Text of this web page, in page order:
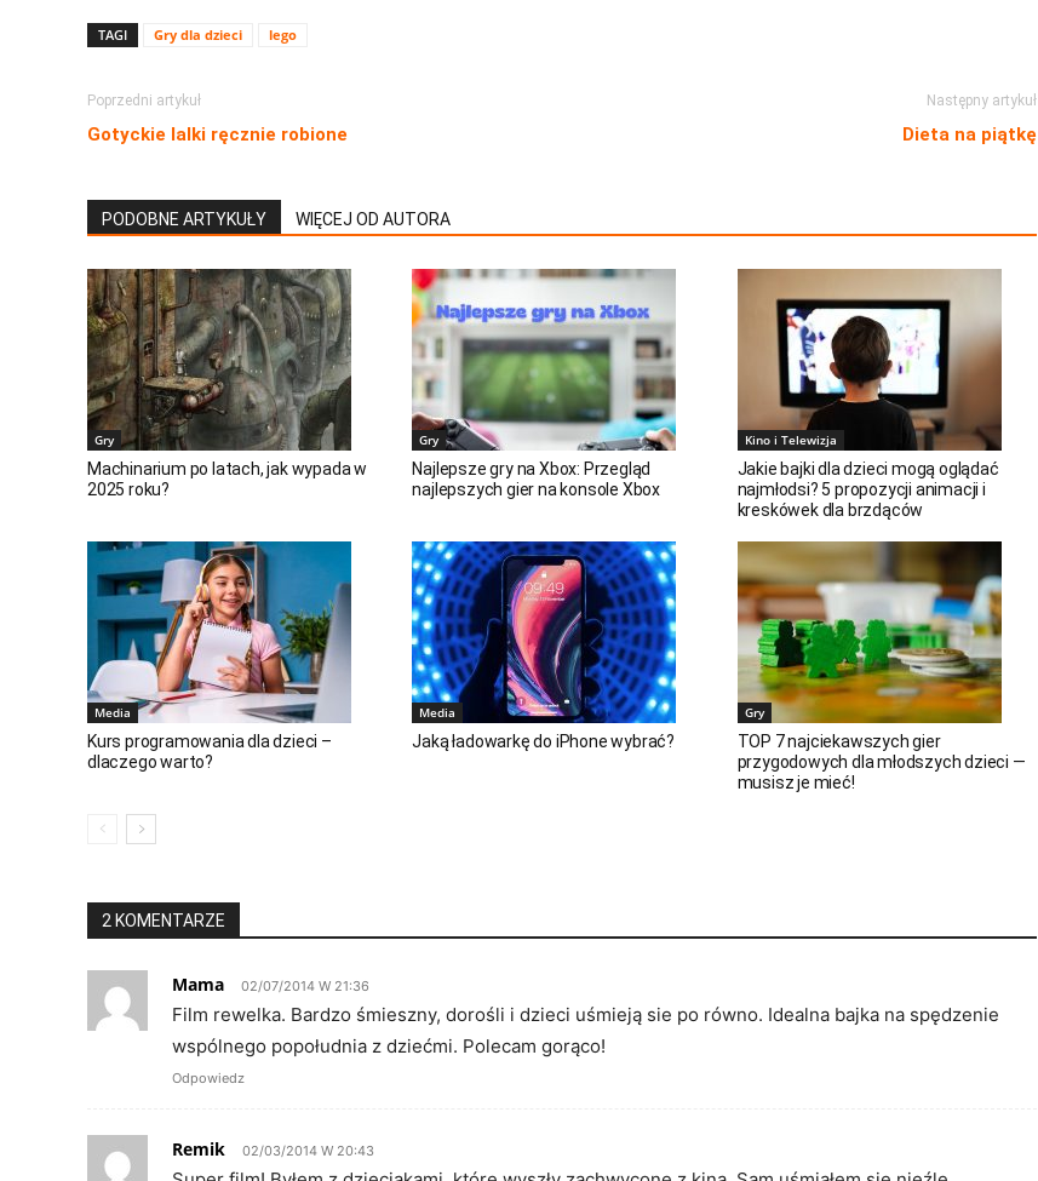
TAGI Gry dla dzieci lego
Poprzedni artykuł
Gotyckie lalki ręcznie robione
Następny artykuł
Dieta na piątkę
PODOBNE ARTYKUŁY WIĘCEJ OD AUTORA
Gry
Machinarium po latach, jak wypada w
2025 roku?
Gry
Najlepsze gry na Xbox: Przegląd
najlepszych gier na konsole Xbox
Kino i Telewizja
Jakie bajki dla dzieci mogą oglądać
najmłodsi? 5 propozycji animacji i
kreskówek dla brzdąców
Media
Kurs programowania dla dzieci –
dlaczego warto?
Media
Jaką ładowarkę do iPhone wybrać?
Gry
TOP 7 najciekawszych gier
przygodowych dla młodszych dzieci —
musisz je mieć!
2 KOMENTARZE
Mama 02/07/2014 W 21:36
Film rewelka. Bardzo śmieszny, dorośli i dzieci uśmieją sie po równo. Idealna bajka na spędzenie
wspólnego popołudnia z dziećmi. Polecam gorąco!
Odpowiedz
Remik 02/03/2014 W 20:43